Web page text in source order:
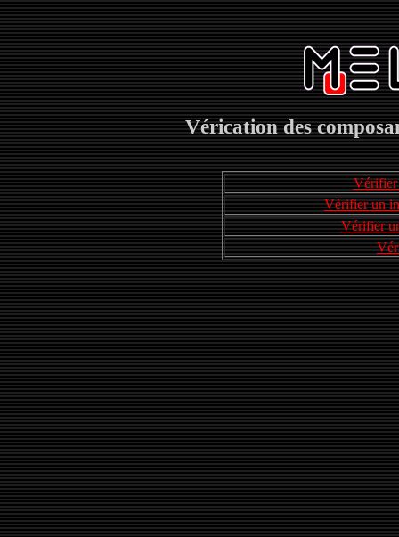
Vérication des
Vérifier
Vérifier un
Vérifier